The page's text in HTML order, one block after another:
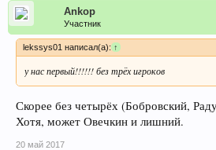
Ankop
Участник
lekssys01 написал(а): ↑
у нас первый!!!!!! без трёх игроков
Скорее без четырёх (Бобровский,
Хотя, может Овечкин и лишний.
20 май 2017